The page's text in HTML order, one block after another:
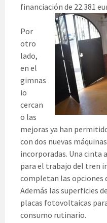
financiación de 22.381
Por
otro
lado,
en el
gimnas
io
cercan
o las
mejoras ya han
con dos nuevas
incorporadas. Una cinta
para el trabajo del tren
completan las opciones
Además las superficies
placas fotovoltaicas
consumo rutinario.